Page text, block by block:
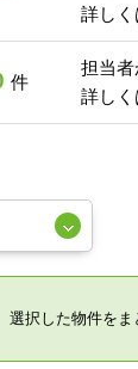
詳しく
件
担当者
詳しく
選択した物件をま